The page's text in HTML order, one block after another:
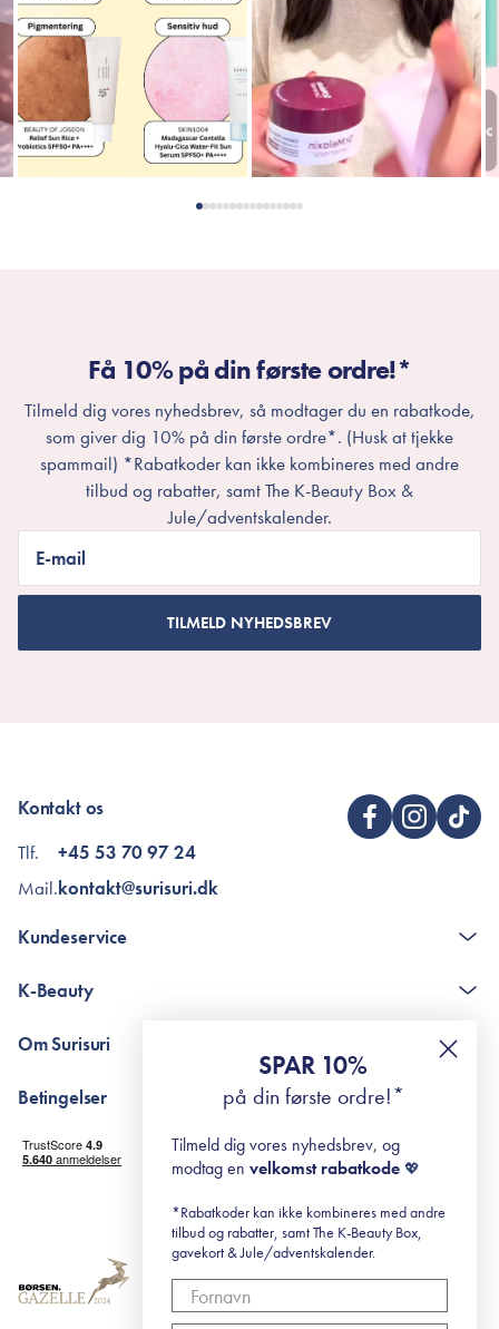
Få 10% på din første ordre!*
Tilmeld dig vores nyhedsbrev, så modtager du en rabatkode,
som giver dig 10% på din første ordre*. (Husk at tjekke
spammail) *Rabatkoder kan ikke kombineres med andre
tilbud og rabatter, samt The K-Beauty Box &
Jule/adventskalender.
E-mail
TILMELD NYHEDSBREV
Kontakt os
Tlf.
Mail.
+45 53 70 97 24
kontakt@surisuri.dk
Kundeservice
The K-Beauty Box - spørgsmål og svar
RE-ZIP
K-Beauty
Retinol for begyndere
surisuri's mini guide til rosacea
Om Surisuri
Black Friday
Betingelser
Levering og returnering
Handelsbetingelser
Abonnementsbetingelser
SPAR 10%
på din første ordre!*
Tilmeld dig vores nyhedsbrev, og
modtag en velkomst rabatkode 💖
*Rabatkoder kan ikke kombineres med andre
tilbud og rabatter, samt The K-Beauty Box,
gavekort & Jule/adventskalender.